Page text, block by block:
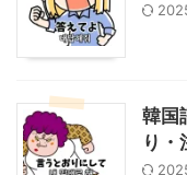
韓国
り・